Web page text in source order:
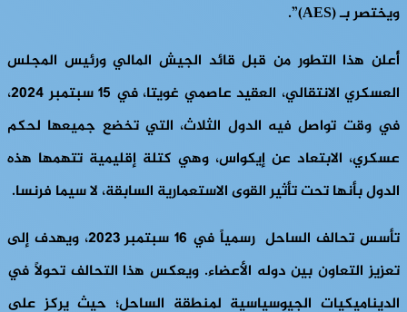
ويختصر بـ (AES)”.
أُعلن هذا التطور من قبل قائد الجيش المالي ورئيس المجلس
العسكري الانتقالي، العقيد عاصمي غويتا، في 15 سبتمبر 2024،
في وقت تواصل فيه الدول الثلاث، التي تخضع جميعها لحكم
عسكري، الابتعاد عن إيكواس، وهي كتلة إقليمية تتهمها هذه
الدول بأنها تحت تأثير القوى الاستعمارية السابقة، لا سيما فرنسا.
تأسس تحالف الساحل رسمياً في 16 سبتمبر 2023، ويهدف إلى
تعزيز التعاون بين دوله الأعضاء. ويعكس هذا التحالف تحولاً في
الديناميكيات الجيوسياسية لمنطقة الساحل؛ حيث يركز على